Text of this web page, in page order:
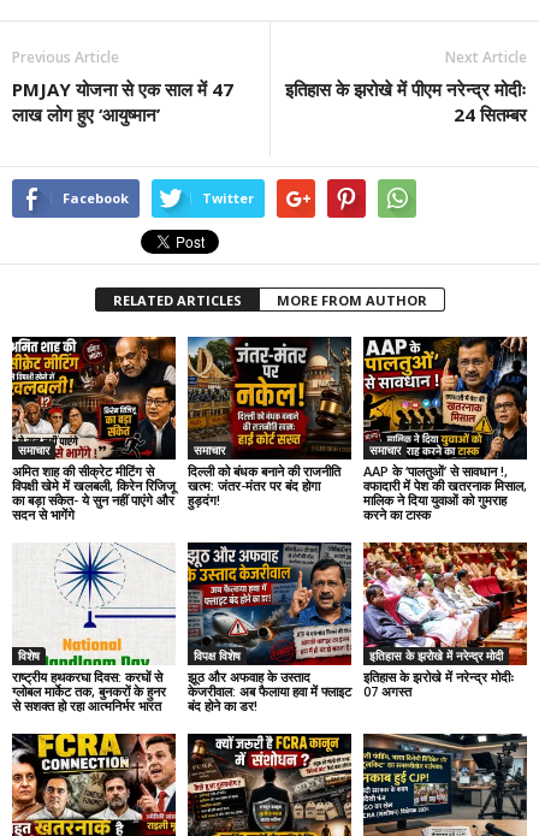
Previous Article
PMJAY योजना से एक साल में 47
लाख लोग हुए ‘आयुष्मान’
Next Article
इतिहास के झरोखे में पीएम नरेन्द्र मोदीः
24 सितम्बर
Facebook Twitter
RELATED ARTICLES MORE FROM AUTHOR
समाचार
अमित शाह की सीक्रेट मीटिंग से
विपक्षी खेमे में खलबली, किरेन रिजिजू
का बड़ा संकेत- ये सुन नहीं पाएंगे और
सदन से भागेंगे
समाचार
दिल्ली को बंधक बनाने की राजनीति
खत्म: जंतर-मंतर पर बंद होगा
हुड़दंग!
समाचार
AAP के ‘पालतुओं’ से सावधान !,
वफादारी में पेश की खतरनाक मिसाल,
मालिक ने दिया युवाओं को गुमराह
करने का टास्क
विशेष
राष्ट्रीय हथकरघा दिवस: करघों से
ग्लोबल मार्केट तक, बुनकरों के हुनर
से सशक्त हो रहा आत्मनिर्भर भारत
विपक्ष विशेष
झूठ और अफवाह के उस्ताद
केजरीवाल: अब फैलाया हवा में फ्लाइट
बंद होने का डर!
इतिहास के झरोखे में नरेन्द्र मोदी
इतिहास के झरोखे में नरेन्द्र मोदीः
07 अगस्त